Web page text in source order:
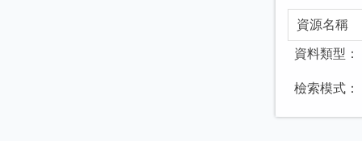
資料類型：
檢索模式：